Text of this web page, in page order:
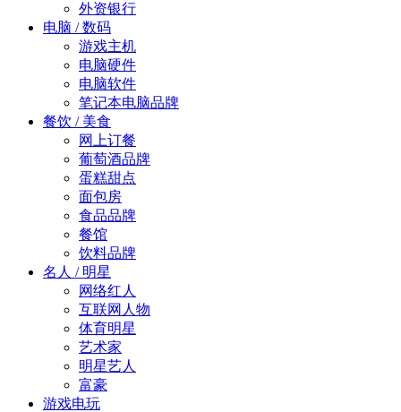
外资银行
电脑 / 数码
游戏主机
电脑硬件
电脑软件
笔记本电脑品牌
餐饮 / 美食
网上订餐
葡萄酒品牌
蛋糕甜点
面包房
食品品牌
餐馆
饮料品牌
名人 / 明星
网络红人
互联网人物
体育明星
艺术家
明星艺人
富豪
游戏电玩